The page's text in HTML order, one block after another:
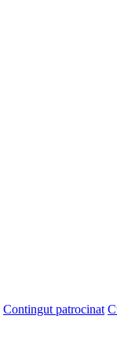
Contingut patrocinat